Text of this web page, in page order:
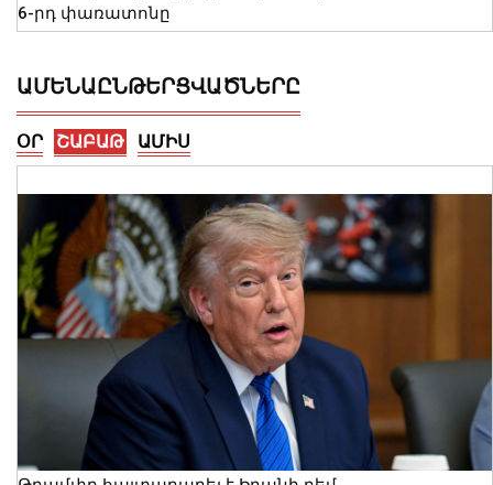
6-րդ փառատոնը
ԱՄԵՆԱԸՆԹԵՐՑՎԱԾՆԵՐԸ
ՕՐ ՇԱԲԱԹ ԱՄԻՍ